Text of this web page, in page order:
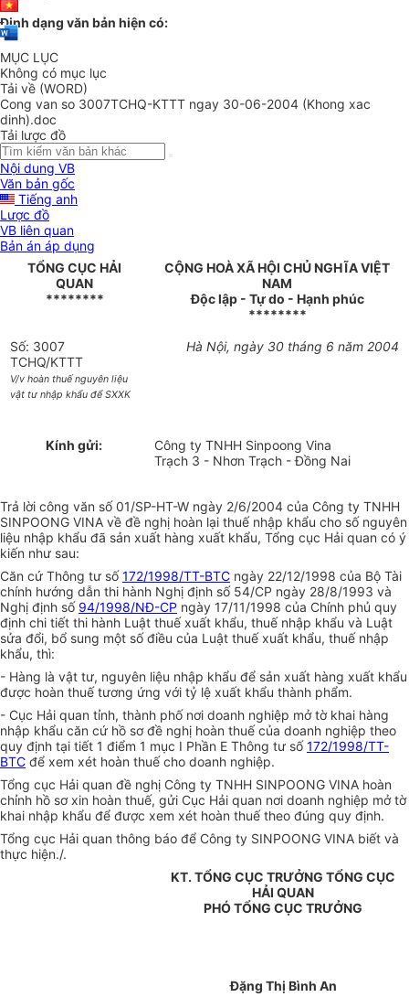
Định dạng văn bản hiện có:
MỤC LỤC
Không có mục lục
Tải về (WORD)
Cong van so 3007TCHQ-KTTT ngay 30-06-2004 (Khong xac
dinh).doc
Tải lược đồ
Nội dung VB
Văn bản gốc
Tiếng anh
Lược đồ
VB liên quan
Bản án áp dụng
TỔNG CỤC HẢI
QUAN
********
CỘNG HOÀ XÃ HỘI CHỦ NGHĨA VIỆT
NAM
Độc lập - Tự do - Hạnh phúc
********
Số: 3007
TCHQ/KTTT
V/v hoàn thuế nguyên liệu
vật tư nhập khẩu để SXXK
Hà Nội, ngày 30 tháng 6 năm 2004
Kính gửi:
Công ty TNHH Sinpoong Vina
Trạch 3 - Nhơn Trạch - Đồng Nai
Trả lời công văn số 01/SP-HT-W ngày 2/6/2004 của Công ty TNHH
SINPOONG VINA về đề nghị hoàn lại thuế nhập khẩu cho số nguyên
liệu nhập khẩu đã sản xuất hàng xuất khẩu, Tổng cục Hải quan có ý
kiến như sau:
Căn cứ Thông tư số172/1998/TT-BTC ngày 22/12/1998 của Bộ Tài
chính hướng dẫn thi hành Nghị định số 54/CP ngày 28/8/1993 và
Nghị định số 94/1998/NĐ-CP ngày 17/11/1998 của Chính phủ quy
định chi tiết thi hành Luật thuế xuất khẩu, thuế nhập khẩu và Luật
sửa đổi, bổ sung một số điều của Luật thuế xuất khẩu, thuế nhập
khẩu, thì:
- Hàng là vật tư, nguyên liệu nhập khẩu để sản xuất hàng xuất khẩu
được hoàn thuế tương ứng với tỷ lệ xuất khẩu thành phẩm.
- Cục Hải quan tỉnh, thành phố nơi doanh nghiệp mở tờ khai hàng
nhập khẩu căn cứ hồ sơ đề nghị hoàn thuế của doanh nghiệp theo
quy định tại tiết 1 điểm 1 mục I Phần E Thông tư số172/1998/TT-
BTC để xem xét hoàn thuế cho doanh nghiệp.
Tổng cục Hải quan đề nghị Công ty TNHH SINPOONG VINA hoàn
chỉnh hồ sơ xin hoàn thuế, gửi Cục Hải quan nơi doanh nghiệp mở tờ
khai nhập khẩu để được xem xét hoàn thuế theo đúng quy định.
Tổng cục Hải quan thông báo để Công ty SINPOONG VINA biết và
thực hiện./.
KT. TỔNG CỤC TRƯỞNG TỔNG CỤC
HẢI QUAN
PHÓ TỔNG CỤC TRƯỞNG
Đặng Thị Bình An